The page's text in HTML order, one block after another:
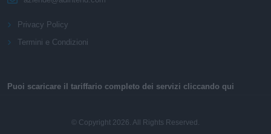
Privacy Policy
Termini e Condizioni
Puoi scaricare il tariffario completo dei servizi cliccando qui
© Copyright 2026. All Rights Reserved.